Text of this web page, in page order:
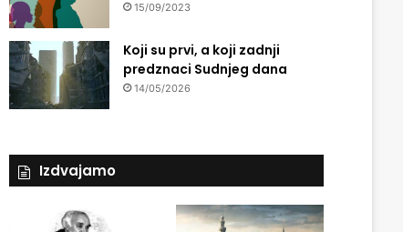
15/09/2023
Koji su prvi, a koji zadnji
predznaci Sudnjeg dana
14/05/2026
Izdvajamo